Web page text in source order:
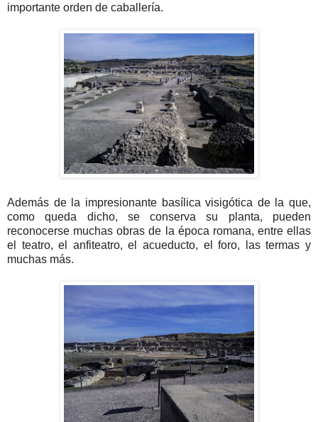
importante orden de caballería.
Además de la impresionante basílica visigótica de la que,
como queda dicho, se conserva su planta, pueden
reconocerse muchas obras de la época romana, entre ellas
el teatro, el anfiteatro, el acueducto, el foro, las termas y
muchas más.